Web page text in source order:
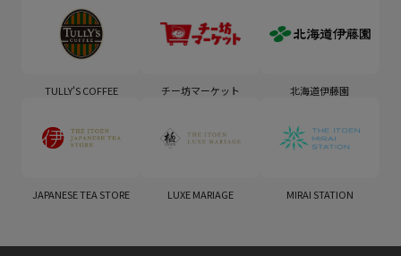
TULLY'S COFFEE チー坊マーケット 北海道伊藤園
JAPANESE TEA STORE LUXE MARIAGE MIRAI STATION